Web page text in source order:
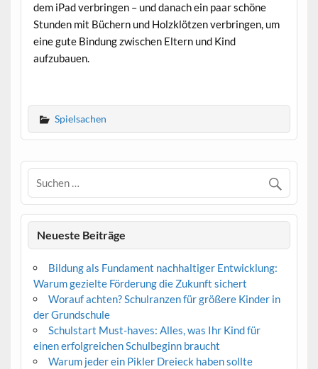
dem iPad verbringen – und danach ein paar schöne
Stunden mit Büchern und Holzklötzen verbringen, um
eine gute Bindung zwischen Eltern und Kind
aufzubauen.
Spielsachen
Neueste Beiträge
Bildung als Fundament nachhaltiger Entwicklung:
Warum gezielte Förderung die Zukunft sichert
Worauf achten? Schulranzen für größere Kinder in
der Grundschule
Schulstart Must-haves: Alles, was Ihr Kind für
einen erfolgreichen Schulbeginn braucht
Warum jeder ein Pikler Dreieck haben sollte